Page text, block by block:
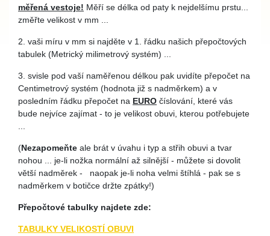
měřená vestoje! Měří se délka od paty k nejdelšímu prstu...
změřte velikost v mm ...
2. vaši míru v mm si najděte v 1. řádku našich přepočtových
tabulek (Metrický milimetrový systém) ...
3. svisle pod vaší naměřenou délkou pak uvidíte přepočet na
Centimetrový systém (hodnota již s nadměrkem) a v
posledním řádku přepočet na EURO číslování, které vás
bude nejvíce zajímat - to je velikost obuvi, kterou potřebujete
(Nezapomeňte ale brát v úvahu i typ a střih obuvi a tvar
nohou ... je-li nožka normální až silnější - můžete si dovolit
větší nadměrek - naopak je-li noha velmi štíhlá - pak se s
nadměrkem v botičce držte zpátky!)
Přepočtové tabulky najdete zde:
TABULKY VELIKOSTÍ OBUVI